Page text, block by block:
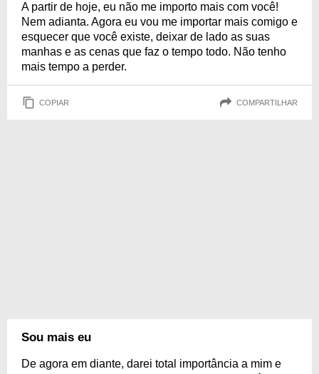
A partir de hoje, eu não me importo mais com você!
Nem adianta. Agora eu vou me importar mais comigo e
esquecer que você existe, deixar de lado as suas
manhas e as cenas que faz o tempo todo. Não tenho
mais tempo a perder.
COPIAR COMPARTILHAR
Sou mais eu
De agora em diante, darei total importância a mim e